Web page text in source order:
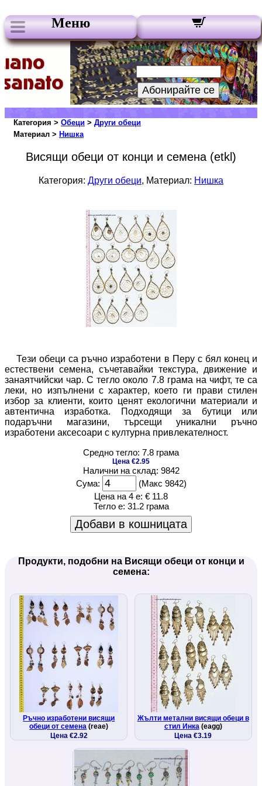
Меню
Нашите бюлетини:
Вашата електронна поща:
Абонирайте се
Категория > Обеци > Други обеци
Материал > Нишка
Висящи обеци от конци и семена (etkl)
Категория: Други обеци, Материал: Нишка
Тези обеци са ръчно изработени в Перу с бял конец и
естествени семена, съчетавайки текстура, движение и
занаятчийски чар. С тегло около 7.8 грама на чифт, те са
леки, но изпълнени с характер, което ги прави стилен
избор за клиенти, които ценят екологични материали и
автентична изработка. Подходящи за бутици или
подаръчни магазини, търсещи уникални ръчно
изработени аксесоари с културна привлекателност.
Средно тегло: 7.8 грама
Цена €2.95
Налични на склад: 9842
Сума:
(Макс 9842)
Цена на 4 е: € 11.8
Тегло е: 31.2 грама
Добави в кошницата
Продукти, подобни на Висящи обеци от конци и
семена:
Ръчно изработени висящи
обеци от семена (reae)
Цена €2.92
Жълти метални висящи обеци в
стил Инка(eagg)
Цена €3.19